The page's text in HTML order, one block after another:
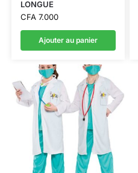
LONGUE
CFA7.000
Ajouter au panier